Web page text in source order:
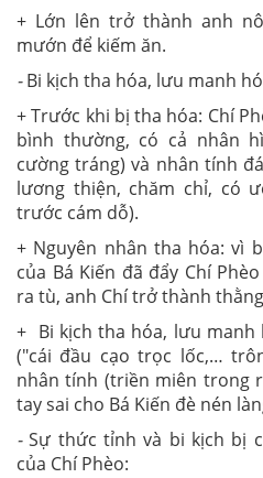
+ Lớn lên trở thành anh
mướn để kiếm ăn.
-Bi kịch tha hóa, lưu manh
+ Trước khi bị tha hóa: Chí
bình thường, có cả nhân
cường tráng) và nhân tính
lương thiện, chăm chỉ, có
trước cám dỗ).
+ Nguyên nhân tha hóa: vì
của Bá Kiến đã đẩy Chí
ra tù, anh Chí trở thành
+ Bi kịch tha hóa, lưu manh
("cái đầu cạo trọc lốc,…
nhân tính (triền miên trong
tay sai cho Bá Kiến đè nén
-Sự thức tỉnh và bi kịch bị
của Chí Phèo: